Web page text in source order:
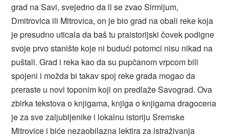
grad na Savi, svejedno da li se zvao Sirmijum,
Dmitrovica ili Mitrovica, on je bio grad na obali reke koja
je presudno uticala da baš tu praistorijski čovek podigne
svoje prvo stanište koje ni budući potomci nisu nikad na
puštali. Grad i reka kao da su pupčanom vrpcom bili
spojeni i možda bi takav spoj reke grada mogao da
preraste u novi toponim koji on predlaže Savograd. Ova
zbirka tekstova o knjigama, knjiga o knjigama dragocena
je za sve zaljubljenike i lokalnu istoriju Sremske
Mitrovice i biće nezaobilazna lektira za istraživanja